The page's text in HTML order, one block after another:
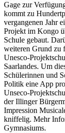
Gage zur
kommt zu
vergangenen Jahr
Projekt im Kongo
Schule gebaut.
weiteren Grund zu
Unesco-
Saarlandes. Um
Schülerinnen und
Politik eine App
Unseco-
der Illinger
Impression
kniffelig. Mehr
Gymnasiums.